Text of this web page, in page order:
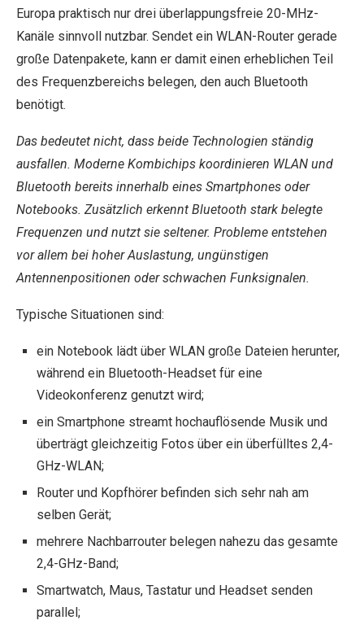
Europa praktisch nur drei überlappungsfreie 20-MHz-
Kanäle sinnvoll nutzbar. Sendet ein WLAN-Router gerade
große Datenpakete, kann er damit einen erheblichen Teil
des Frequenzbereichs belegen, den auch Bluetooth
benötigt.
Das bedeutet nicht, dass beide Technologien ständig
ausfallen. Moderne Kombichips koordinieren WLAN und
Bluetooth bereits innerhalb eines Smartphones oder
Notebooks. Zusätzlich erkennt Bluetooth stark belegte
Frequenzen und nutzt sie seltener. Probleme entstehen
vor allem bei hoher Auslastung, ungünstigen
Antennenpositionen oder schwachen Funksignalen.
Typische Situationen sind:
ein Notebook lädt über WLAN große Dateien herunter,
während ein Bluetooth-Headset für eine
Videokonferenz genutzt wird;
ein Smartphone streamt hochauflösende Musik und
überträgt gleichzeitig Fotos über ein überfülltes 2,4-
GHz-WLAN;
Router und Kopfhörer befinden sich sehr nah am
selben Gerät;
mehrere Nachbarrouter belegen nahezu das gesamte
2,4-GHz-Band;
Smartwatch, Maus, Tastatur und Headset senden
parallel;